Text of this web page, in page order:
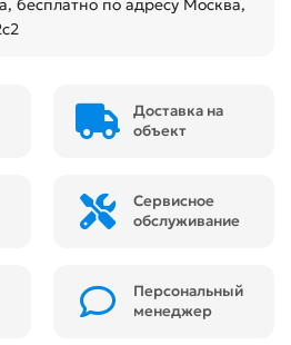
, бесплатно по адресу Москва,
Доставка на
объект
Сервисное
обслуживание
Персональный
менеджер